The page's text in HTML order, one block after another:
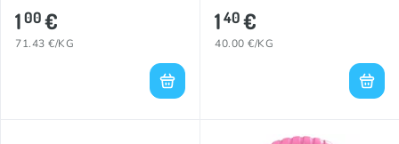
100€
71.43 €/KG
140€
40.00 €/KG